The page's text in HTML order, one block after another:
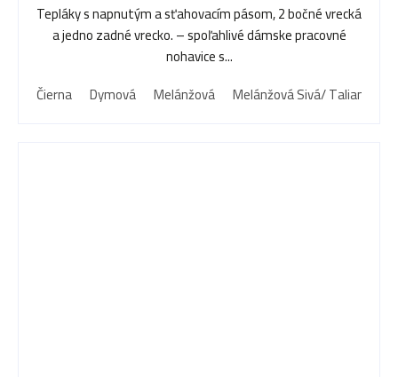
Tepláky s napnutým a sťahovacím pásom, 2 bočné vrecká
a jedno zadné vrecko. – spoľahlivé dámske pracovné
nohavice s...
Čierna
Dymová Melánžová Melánžová Sivá/ Taliansko